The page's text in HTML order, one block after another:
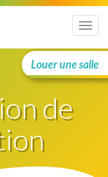
Menu
Louer une salle
de